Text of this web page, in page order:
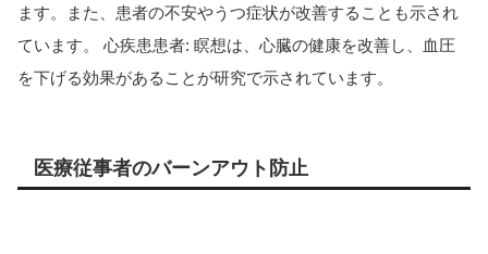
ます。また、患者の不安やうつ症状が改善することも示され
ています。 心疾患患者: 瞑想は、心臓の健康を改善し、血圧
を下げる効果があることが研究で示されています。
医療従事者のバーンアウト防止